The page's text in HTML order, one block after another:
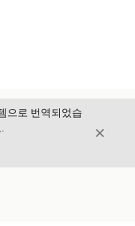
으로 번역되었습
닫기